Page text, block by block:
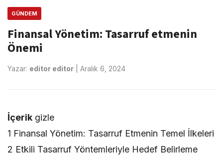
GÜNDEM
Finansal Yönetim: Tasarruf etmenin
Önemi
Yazar: editor editor Aralık 6, 2024
İçerik gizle
1 Finansal Yönetim: Tasarruf Etmenin Temel İlkeleri
2 Etkili Tasarruf Yöntemleriyle Hedef Belirleme